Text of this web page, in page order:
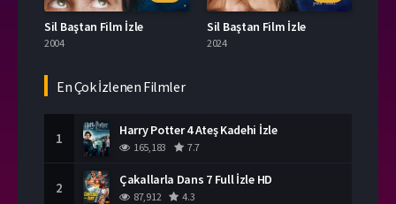
Sil Baştan Film İzle
2004
Sil Baştan Film İzle
2024
En Çok İzlenen Filmler
1 Harry Potter 4 Ateş Kadehi İzle
165,183 7.7
2 Çakallarla Dans 7 Full İzle HD
87,912 4.3